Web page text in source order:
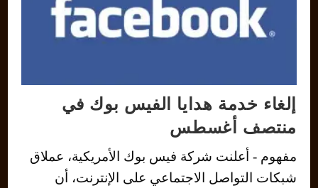
إلغاء خدمة هدايا الفيس بوك في
منتصف أغسطس
مفهوم - أعلنت شركة فيس بوك الأمريكية، عملاق
شبكات التواصل الاجتماعي على الإنترنت، أن